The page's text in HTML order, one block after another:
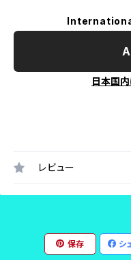
日本国
レビュー
保存 シ